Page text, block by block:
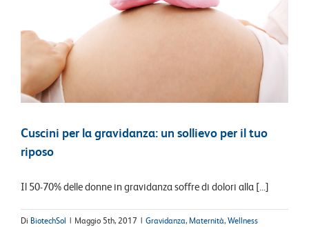
Cuscini per la gravidanza: un sollievo per il tuo
riposo
Il 50-70% delle donne in gravidanza soffre di dolori alla [...]
Di BiotechSol | Maggio 5th, 2017 | Gravidanza, Maternità,Wellness